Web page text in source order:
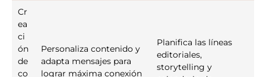
Cr
ea
ci
ón
de
co
Personaliza contenido y
adapta mensajes para
lograr máxima conexión
Planifica las líneas
editoriales,
storytelling y